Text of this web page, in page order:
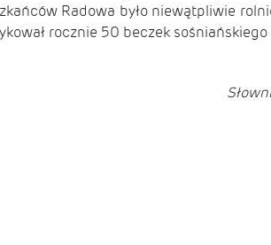
Radowa było niewątpliwie
rocznie 50 beczek